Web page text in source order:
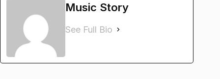
Music Story
See Full Bio